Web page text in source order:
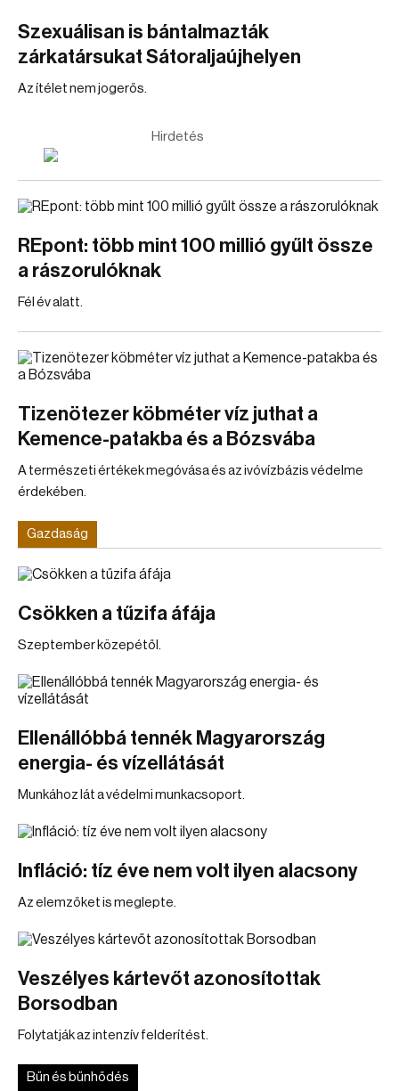
Szexuálisan is bántalmazták
zárkatársukat Sátoraljaújhelyen
Az ítélet nem jogerős.
Hirdetés
REpont: több mint 100 millió gyűlt össze
a rászorulóknak
Fél év alatt.
Tizenötezer köbméter víz juthat a
Kemence-patakba és a Bózsvába
A természeti értékek megóvása és az ivóvízbázis védelme
érdekében.
Gazdaság
Csökken a tűzifa áfája
Szeptember közepétől.
Ellenállóbbá tennék Magyarország
energia- és vízellátását
Munkához lát a védelmi munkacsoport.
Infláció: tíz éve nem volt ilyen alacsony
Az elemzőket is meglepte.
Veszélyes kártevőt azonosítottak
Borsodban
Folytatják az intenzív felderítést.
Bűn és bűnhődés